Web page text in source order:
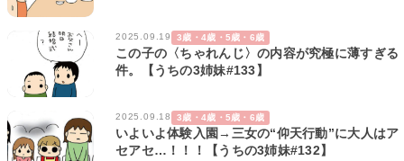
2025.09.19 3歳・4歳・5歳・6歳
この子の〈ちゃれんじ〉の内容が究極に薄すぎる
件。【うちの3姉妹#133】
2025.09.18 3歳・4歳・5歳・6歳
いよいよ体験入園→三女の“仰天行動”に大人はア
セアセ…！！！【うちの3姉妹#132】